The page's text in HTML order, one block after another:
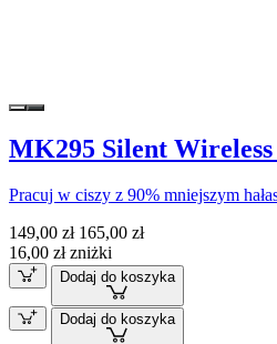
MK295 Silent Wireless
Pracuj w ciszy z 90% mniejszym
149,00 zł 165,00 zł
16,00 zł zniżki
Dodaj do koszyka
Dodaj do koszyka